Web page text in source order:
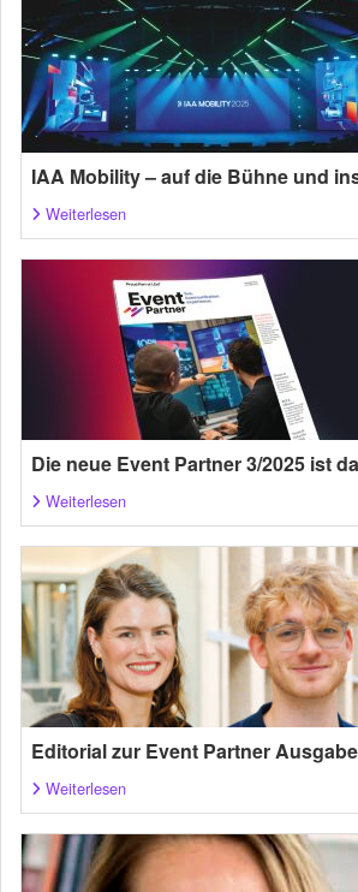
IAA Mobility – auf die Bühne und
Weiterlesen
Die neue Event Partner 3/2025 ist
Weiterlesen
Editorial zur Event Partner
Weiterlesen